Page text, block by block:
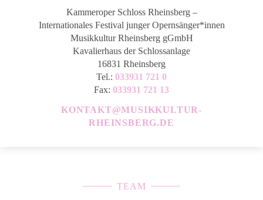
Kammeroper Schloss Rheinsberg –
Internationales Festival junger Opernsänger*innen
Musikkultur Rheinsberg gGmbH
Kavalierhaus der Schlossanlage
16831 Rheinsberg
Tel.: 033931 721 0
Fax: 033931 721 13
KONTAKT@MUSIKKULTUR-
RHEINSBERG.DE
TEAM